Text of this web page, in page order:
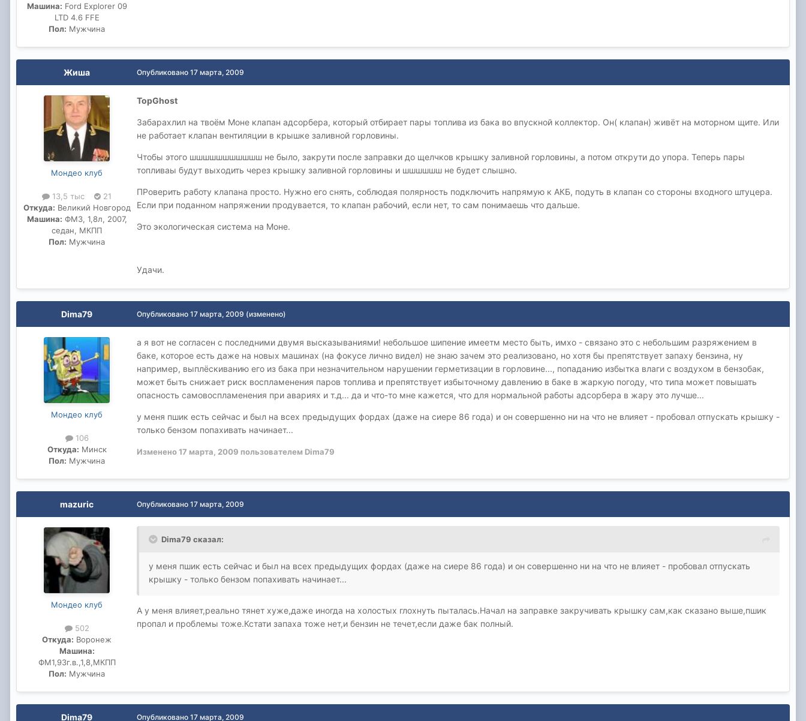
Машина: Ford Explorer 09
LTD 4.6 FFE
Пол: Мужчина
Жиша
Мондео клуб
13,5 тыс
21
Откуда: Великий Новгород
Машина: ФМ3, 1,8л, 2007,
седан, МКПП
Пол: Мужчина
Опубликовано 17 марта, 2009
TopGhost
Забарахлил на твоём Моне клапан адсорбера, который отбирает пары топлива из бака во впускной коллектор. Он( клапан) живёт на моторном щите. Или
не работает клапан вентиляции в крышке заливной горловины.
Чтобы этого шшшшшшшшшшш не было, закрути после заправки до щелчков крышку заливной горловины, а потом открути до упора. Теперь пары
топливаы будут выходить через крышку заливной горловины и шшшшшш не будет слышно.
ПРоверить работу клапана просто. Нужно его снять, соблюдая полярность подключить напрямую к АКБ, подуть в клапан со стороны входного штуцера.
Если при поданном напряжении продувается, то клапан рабочий, если нет, то сам понимаешь что дальше.
Это экологическая система на Моне.
Удачи.
Dima79
Мондео клуб
106
Откуда: Минск
Пол: Мужчина
Опубликовано 17 марта, 2009 (изменено)
а я вот не согласен с последними двумя высказываниями! небольшое шипение имеетм место быть, имхо - связано это с небольшим разряжением в
баке, которое есть даже на новых машинах (на фокусе лично видел) не знаю зачем это реализовано, но хотя бы препятствует запаху бензина, ну
например, выплёскиванию его из бака при незначительном нарушении герметизации в горловине..., попаданию избытка влаги с воздухом в бензобак,
может быть снижает риск воспламенения паров топлива и препятствует избыточному давлению в баке в жаркую погоду, что типа может повышать
опасность самовоспламенения при авариях и т.д... да и что-то мне кажется, что для нормальной работы адсорбера в жару это лучше...
у меня пшик есть сейчас и был на всех предыдущих фордах (даже на сиере 86 года) и он совершенно ни на что не влияет - пробовал отпускать крышку -
только бензом попахивать начинает...
Изменено17 марта, 2009 пользователем Dima79
mazuric
Мондео клуб
502
Откуда: Воронеж
Машина:
ФМ1,93г.в.,1,8,МКПП
Пол: Мужчина
Опубликовано 17 марта, 2009
Dima79 сказал:
у меня пшик есть сейчас и был на всех предыдущих фордах (даже на сиере 86 года) и он совершенно ни на что не влияет - пробовал отпускать
крышку - только бензом попахивать начинает...
А у меня влияет,реально тянет хуже,даже иногда на холостых глохнуть пыталась.Начал на заправке закручивать крышку сам,как сказано выше,пшик
пропал и проблемы тоже.Кстати запаха тоже нет,и бензин не течет,если даже бак полный.
Dima79 Опубликовано 17 марта, 2009